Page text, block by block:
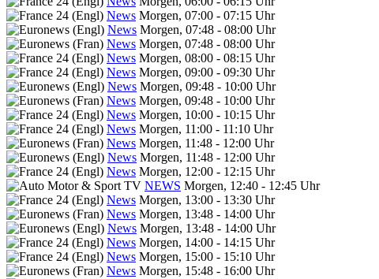
News Morgen, 07:00 - 07:15 Uhr
News Morgen, 07:48 - 08:00 Uhr
News Morgen, 07:48 - 08:00 Uhr
News Morgen, 08:00 - 08:15 Uhr
News Morgen, 09:00 - 09:30 Uhr
News Morgen, 09:48 - 10:00 Uhr
News Morgen, 09:48 - 10:00 Uhr
News Morgen, 10:00 - 10:15 Uhr
News Morgen, 11:00 - 11:10 Uhr
News Morgen, 11:48 - 12:00 Uhr
News Morgen, 11:48 - 12:00 Uhr
News Morgen, 12:00 - 12:15 Uhr
NEWS Morgen, 12:40 - 12:45 Uhr
News Morgen, 13:00 - 13:30 Uhr
News Morgen, 13:48 - 14:00 Uhr
News Morgen, 13:48 - 14:00 Uhr
News Morgen, 14:00 - 14:15 Uhr
News Morgen, 15:00 - 15:10 Uhr
News Morgen, 15:48 - 16:00 Uhr